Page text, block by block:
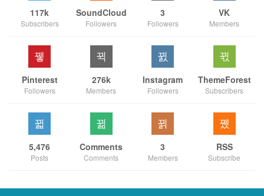
117k
Subscribers
SoundCloud
Followers
3
Followers
VK
Members
Pinterest
Followers
276k
Members
Instagram
Followers
ThemeForest
Subscribers
5,476
Posts
Comments
Comments
3
Members
RSS
Subscribe